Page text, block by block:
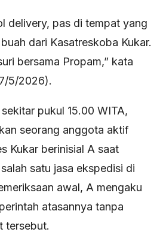
delivery, pas di tempat yang
dari Kasatreskoba Kukar.
bersama Propam,” kata
5/2026).
pukul 15.00 WITA,
seorang anggota aktif
Kukar berinisial A saat
satu jasa ekspedisi di
awal, A mengaku
atasannya tanpa
tersebut.